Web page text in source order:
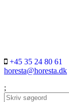
+45 35 24 80 61
horesta@horesta.dk
;